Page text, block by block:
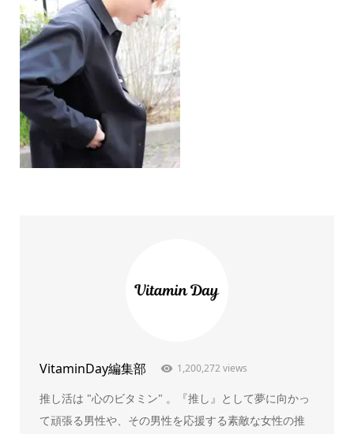
VitaminDay編集部 1,200,272 views
推し活は "心のビタミン" 。『推し』として夢に向かっ
て頑張る男性や、その男性を応援する素敵な女性の推